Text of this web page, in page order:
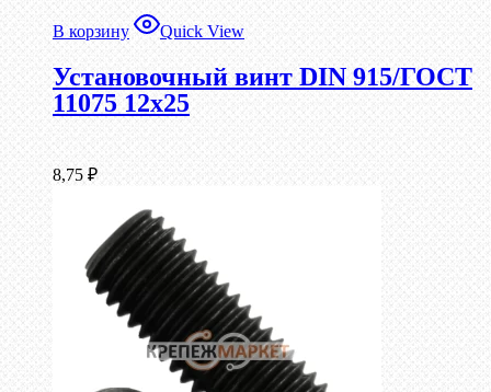
В корзину Quick View
Установочный винт DIN 915/ГОСТ
11075 12х25
8,75 ₽